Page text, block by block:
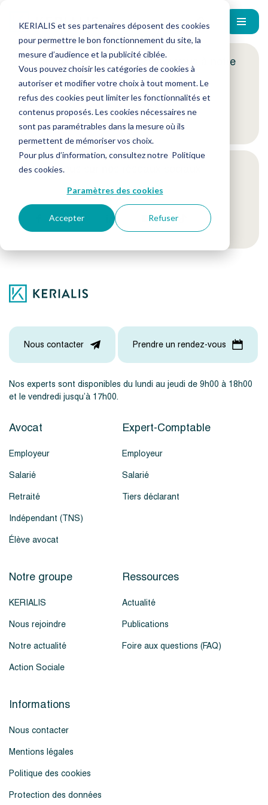
KERIALIS et ses partenaires déposent des cookies
pour permettre le bon fonctionnement du site, la
mesure d’audience et la publicité ciblée.
Vous pouvez choisir les catégories de cookies à
autoriser et modifier votre choix à tout moment. Le
refus des cookies peut limiter les fonctionnalités et
contenus proposés. Les cookies nécessaires ne
sont pas paramétrables dans la mesure où ils
permettent de mémoriser vos choix.
Pour plus d’information, consultez notre Politique
des cookies.
Paramètres des cookies
Accepter Refuser
Encore plus d'actus ? Inscrivez-vous à notre
newsletter !
Je m'inscris
Suivez-nous sur nos réseaux sociaux
Nos experts sont disponibles du lundi au jeudi de 9h00 à 18h00
et le vendredi jusqu’à 17h00.
Nous contacter Prendre un rendez-vous
Avocat
Employeur
Salarié
Retraité
Indépendant (TNS)
Élève avocat
Expert-Comptable
Employeur
Salarié
Tiers déclarant
Notre groupe
KERIALIS
Nous rejoindre
Notre actualité
Action Sociale
Ressources
Actualité
Publications
Foire aux questions (FAQ)
Informations
Nous contacter
Mentions légales
Politique des cookies
Protection des données